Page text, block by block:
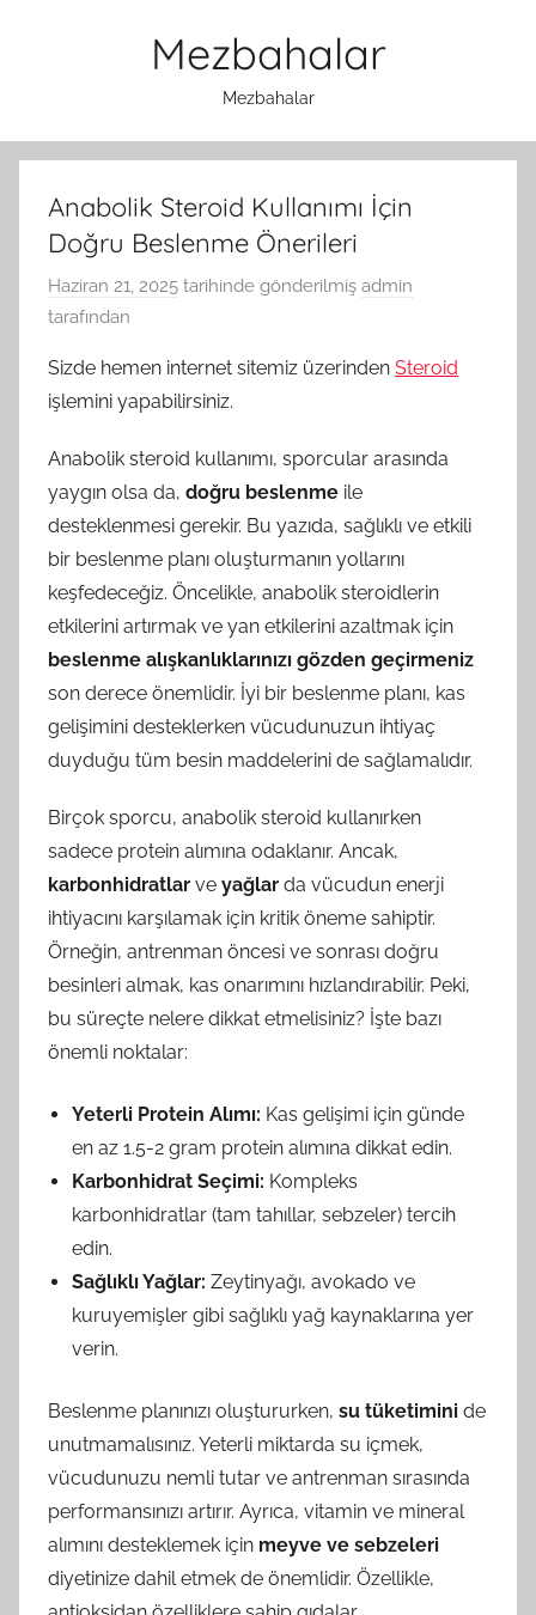
Mezbahalar
Mezbahalar
Anabolik Steroid Kullanımı İçin
Doğru Beslenme Önerileri
Haziran 21, 2025 tarihinde gönderilmiş admin
tarafından
Sizde hemen internet sitemiz üzerinden Steroid
işlemini yapabilirsiniz.
Anabolik steroid kullanımı, sporcular arasında
yaygın olsa da, doğru beslenme ile
desteklenmesi gerekir. Bu yazıda, sağlıklı ve etkili
bir beslenme planı oluşturmanın yollarını
keşfedeceğiz. Öncelikle, anabolik steroidlerin
etkilerini artırmak ve yan etkilerini azaltmak için
beslenme alışkanlıklarınızı gözden geçirmeniz
son derece önemlidir. İyi bir beslenme planı, kas
gelişimini desteklerken vücudunuzun ihtiyaç
duyduğu tüm besin maddelerini de sağlamalıdır.
Birçok sporcu, anabolik steroid kullanırken
sadece protein alımına odaklanır. Ancak,
karbonhidratlar ve yağlar da vücudun enerji
ihtiyacını karşılamak için kritik öneme sahiptir.
Örneğin, antrenman öncesi ve sonrası doğru
besinleri almak, kas onarımını hızlandırabilir. Peki,
bu süreçte nelere dikkat etmelisiniz? İşte bazı
önemli noktalar:
Yeterli Protein Alımı: Kas gelişimi için günde
en az 1.5-2 gram protein alımına dikkat edin.
Karbonhidrat Seçimi: Kompleks
karbonhidratlar (tam tahıllar, sebzeler) tercih
edin.
Sağlıklı Yağlar: Zeytinyağı, avokado ve
kuruyemişler gibi sağlıklı yağ kaynaklarına yer
verin.
Beslenme planınızı oluştururken, su tüketimini de
unutmamalısınız. Yeterli miktarda su içmek,
vücudunuzu nemli tutar ve antrenman sırasında
performansınızı artırır. Ayrıca, vitamin ve mineral
alımını desteklemek için meyve ve sebzeleri
diyetinize dahil etmek de önemlidir. Özellikle,